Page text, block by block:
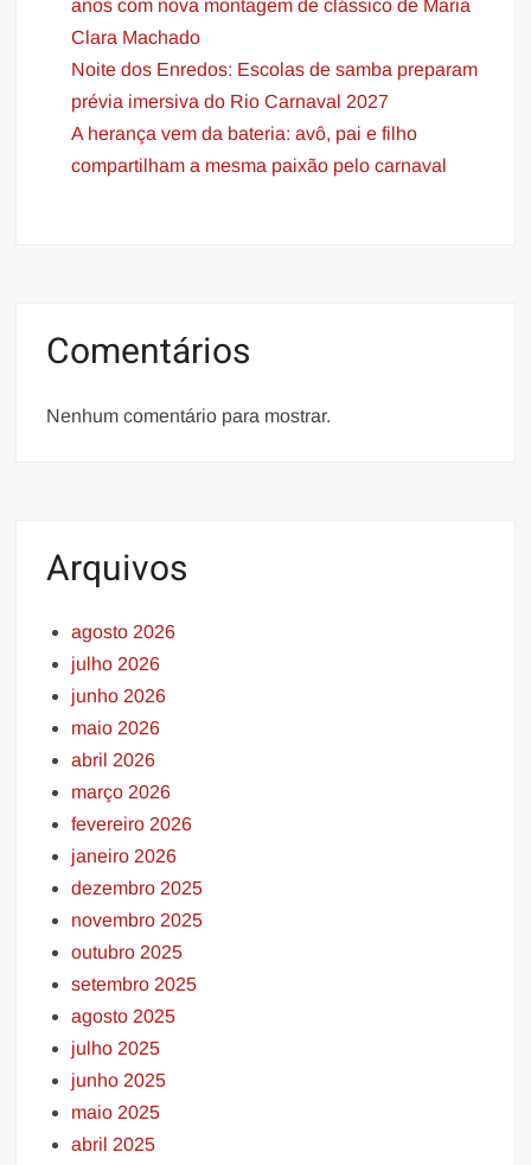
anos com nova montagem de clássico de Maria
Clara Machado
Noite dos Enredos: Escolas de samba preparam
prévia imersiva do Rio Carnaval 2027
A herança vem da bateria: avô, pai e filho
compartilham a mesma paixão pelo carnaval
Comentários
Nenhum comentário para mostrar.
Arquivos
agosto 2026
julho 2026
junho 2026
maio 2026
abril 2026
março 2026
fevereiro 2026
janeiro 2026
dezembro 2025
novembro 2025
outubro 2025
setembro 2025
agosto 2025
julho 2025
junho 2025
maio 2025
abril 2025